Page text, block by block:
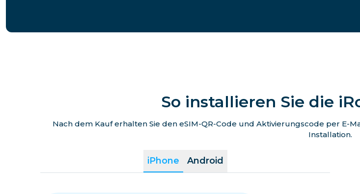
So installieren Sie die
Nach dem Kauf erhalten Sie den eSIM-QR-Code und Aktivierungscode per E-
Installation.
iPhone Android